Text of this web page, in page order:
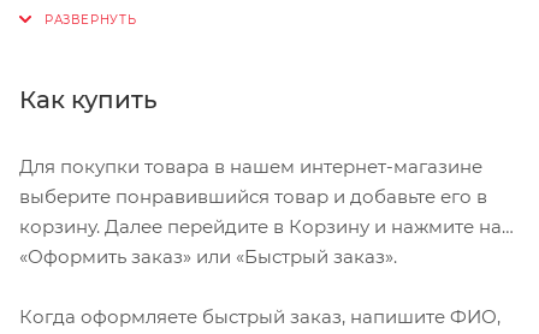
Как купить
Для покупки товара в нашем интернет-магазине
выберите понравившийся товар и добавьте его в
корзину. Далее перейдите в Корзину и нажмите на
«Оформить заказ» или «Быстрый заказ».
Когда оформляете быстрый заказ, напишите ФИО,